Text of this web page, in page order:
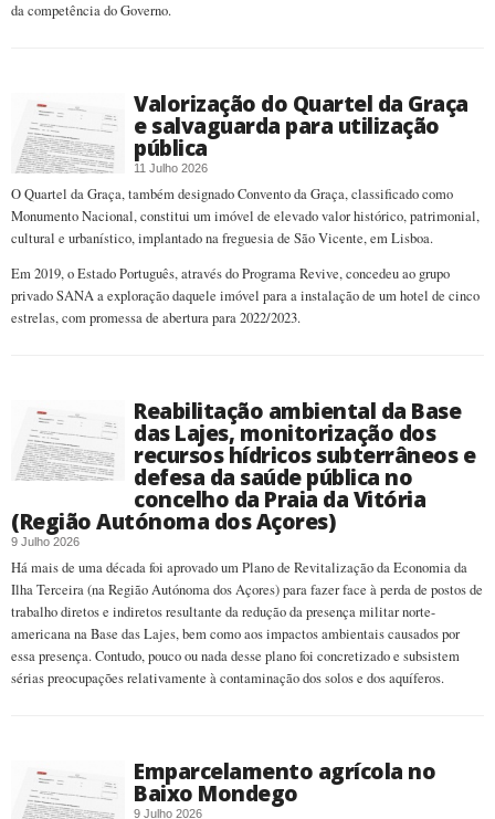
da competência do Governo.
Valorização do Quartel da Graça
e salvaguarda para utilização
pública
11 Julho 2026
O Quartel da Graça, também designado Convento da Graça, classificado como
Monumento Nacional, constitui um imóvel de elevado valor histórico, patrimonial,
cultural e urbanístico, implantado na freguesia de São Vicente, em Lisboa.
Em 2019, o Estado Português, através do Programa Revive, concedeu ao grupo
privado SANA a exploração daquele imóvel para a instalação de um hotel de cinco
estrelas, com promessa de abertura para 2022/2023.
Reabilitação ambiental da Base
das Lajes, monitorização dos
recursos hídricos subterrâneos e
defesa da saúde pública no
concelho da Praia da Vitória
(Região Autónoma dos Açores)
9 Julho 2026
Há mais de uma década foi aprovado um Plano de Revitalização da Economia da
Ilha Terceira (na Região Autónoma dos Açores) para fazer face à perda de postos de
trabalho diretos e indiretos resultante da redução da presença militar norte-
americana na Base das Lajes, bem como aos impactos ambientais causados por
essa presença. Contudo, pouco ou nada desse plano foi concretizado e subsistem
sérias preocupações relativamente à contaminação dos solos e dos aquíferos.
Emparcelamento agrícola no
Baixo Mondego
9 Julho 2026